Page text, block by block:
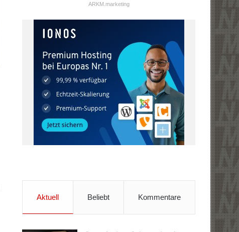
ARKM.marketing
Aktuell Beliebt Kommentare